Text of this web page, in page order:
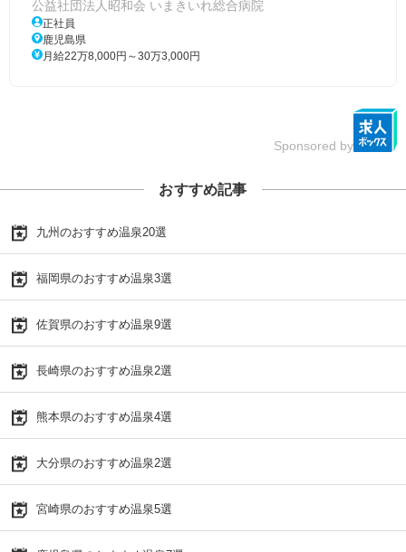
公益社団法人昭和会 いまきいれ総合病院
正社員
鹿児島県
月給22万8,000円～30万3,000円
Sponsored by
おすすめ記事
九州のおすすめ温泉20選
福岡県のおすすめ温泉3選
佐賀県のおすすめ温泉9選
長崎県のおすすめ温泉2選
熊本県のおすすめ温泉4選
大分県のおすすめ温泉2選
宮崎県のおすすめ温泉5選